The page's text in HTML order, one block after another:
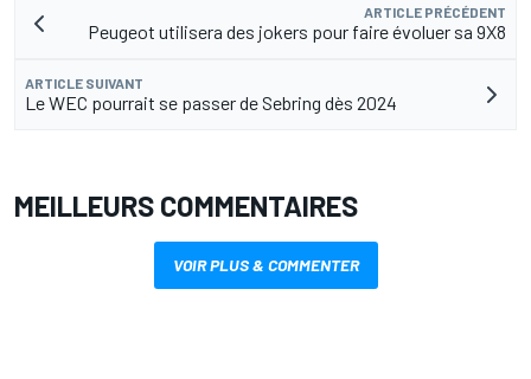
ARTICLE PRÉCÉDENT
Peugeot utilisera des jokers pour faire évoluer sa 9X8
ARTICLE SUIVANT
Le WEC pourrait se passer de Sebring dès 2024
MEILLEURS COMMENTAIRES
VOIR PLUS & COMMENTER